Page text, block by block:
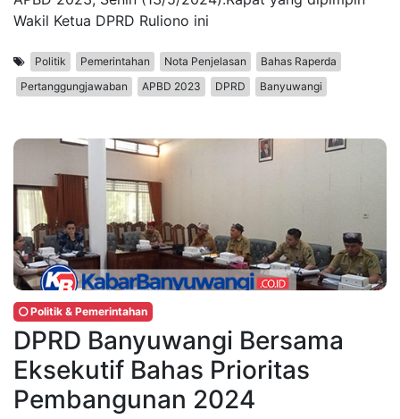
Wakil Ketua DPRD Ruliono ini
Politik Pemerintahan Nota Penjelasan
Bahas Raperda
Pertanggungjawaban
APBD 2023 DPRD Banyuwangi
Politik & Pemerintahan
DPRD Banyuwangi Bersama
Eksekutif Bahas Prioritas
Pembangunan 2024